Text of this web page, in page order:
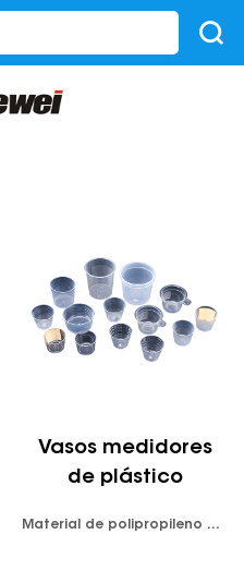
Vasos medidores
de plástico
Material de polipropileno de alta calidad; No tóxico; resistencia a ácidos y álcalis; resistencia a la corrosión, Resistencia a altas temperaturas (120 ℃); Utilizado principalmente en familias, escuelas, fábricas, laboratorios y otros líquidos de medición o uso.